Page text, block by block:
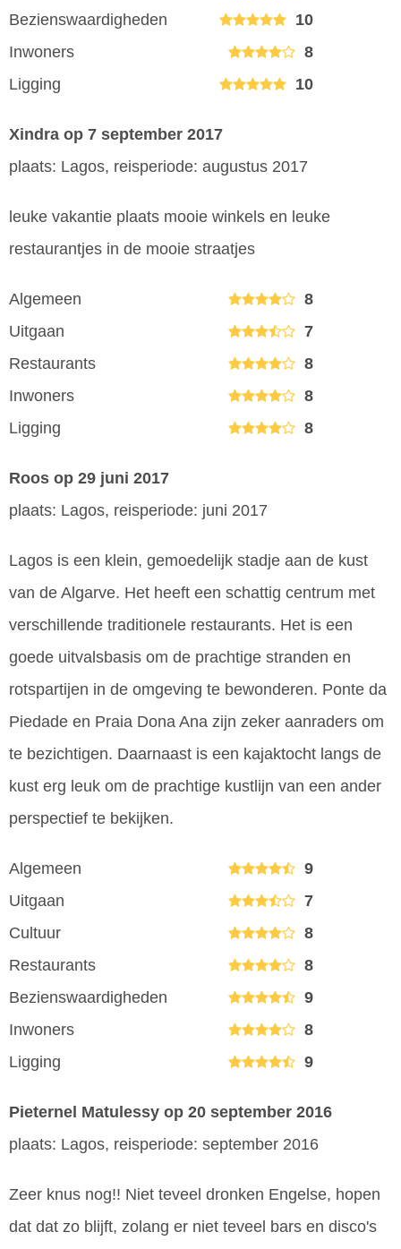
Bezienswaardigheden
10
Inwoners
8
Ligging
10
Xindra op 7 september 2017
plaats: Lagos, reisperiode: augustus 2017
leuke vakantie plaats mooie winkels en leuke
restaurantjes in de mooie straatjes
Algemeen
8
Uitgaan
7
Restaurants
8
Inwoners
8
Ligging
8
Roos op 29 juni 2017
plaats: Lagos, reisperiode: juni 2017
Lagos is een klein, gemoedelijk stadje aan de kust
van de Algarve. Het heeft een schattig centrum met
verschillende traditionele restaurants. Het is een
goede uitvalsbasis om de prachtige stranden en
rotspartijen in de omgeving te bewonderen. Ponte da
Piedade en Praia Dona Ana zijn zeker aanraders om
te bezichtigen. Daarnaast is een kajaktocht langs de
kust erg leuk om de prachtige kustlijn van een ander
perspectief te bekijken.
Algemeen
9
Uitgaan
7
Cultuur
8
Restaurants
8
Bezienswaardigheden
9
Inwoners
8
Ligging
9
Pieternel Matulessy op 20 september 2016
plaats: Lagos, reisperiode: september 2016
Zeer knus nog!! Niet teveel dronken Engelse, hopen
dat dat zo blijft, zolang er niet teveel bars en disco's